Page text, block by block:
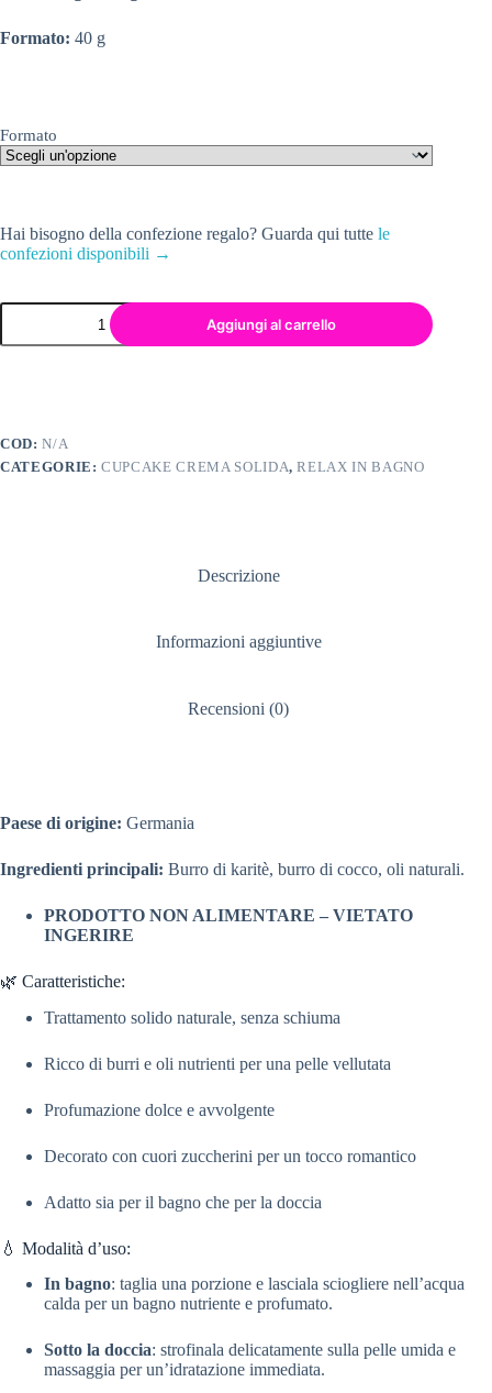
Formato: 40 g
Formato
Hai bisogno della confezione regalo? Guarda qui tutte le
confezioni disponibili →
Aggiungi al carrello
COD:N/A
CATEGORIE:CUPCAKE CREMA SOLIDA,RELAX IN BAGNO
Descrizione
Informazioni aggiuntive
Recensioni (0)
Paese di origine: Germania
Ingredienti principali: Burro di karitè, burro di cocco, oli naturali.
PRODOTTO NON ALIMENTARE – VIETATO
INGERIRE
🌿 Caratteristiche:
Trattamento solido naturale, senza schiuma
Ricco di burri e oli nutrienti per una pelle vellutata
Profumazione dolce e avvolgente
Decorato con cuori zuccherini per un tocco romantico
Adatto sia per il bagno che per la doccia
💧 Modalità d’uso:
In bagno: taglia una porzione e lasciala sciogliere nell’acqua
calda per un bagno nutriente e profumato.
Sotto la doccia: strofinala delicatamente sulla pelle umida e
massaggia per un’idratazione immediata.